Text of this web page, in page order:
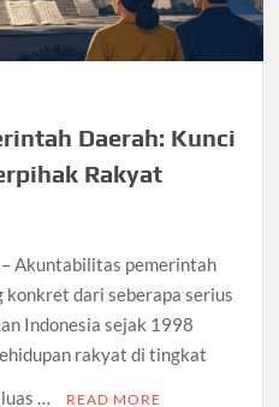
Daerah: Kunci
Rakyat
Akuntabilitas pemerintah
konkret dari seberapa serius
Indonesia sejak 1998
rakyat di tingkat
…
READ MORE